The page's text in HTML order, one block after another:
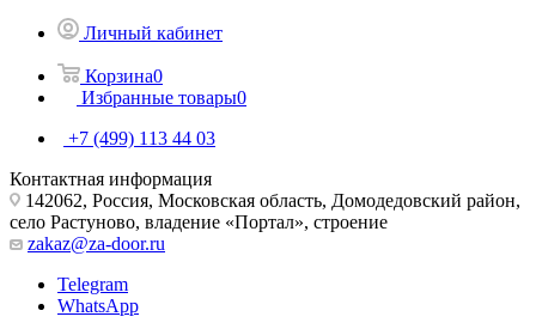
Личный кабинет
Корзина0
Избранные товары0
+7 (499) 113 44 03
Контактная информация
142062, Россия, Московская область, Домодедовский район,
село Растуново, владение «Портал», строение
zakaz@za-door.ru
Telegram
WhatsApp